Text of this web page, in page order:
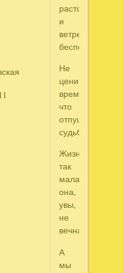
расточительно
и
ветрено-
беспечно
Не
ценим
время,
что
отпущено
судьбой.
Жизнь
так
мала,
она,
увы,
не
вечна,
А
мы